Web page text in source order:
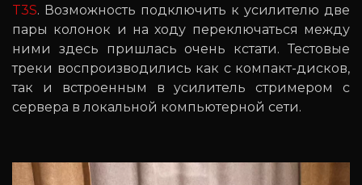
T3S. Возможность подключить к усилителю две
пары колонок и на ходу переключаться между
ними здесь пришлась очень кстати. Тестовые
треки воспроизводились как с компакт-дисков,
так и встроенным в усилитель стримером с
сервера в локальной компьютерной сети.